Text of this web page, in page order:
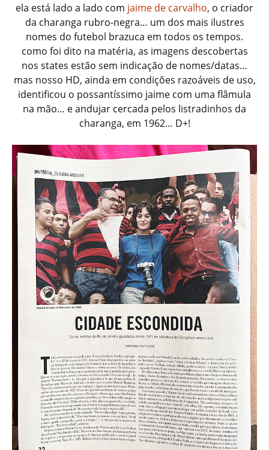
ela está lado a lado com jaime de carvalho, o criador
da charanga rubro-negra… um dos mais ilustres
nomes do futebol brazuca em todos os tempos.
como foi dito na matéria, as imagens descobertas
nos states estão sem indicação de nomes/datas…
mas nosso HD, ainda em condições razoáveis de uso,
identificou o possantíssimo jaime com uma flâmula
na mão… e andujar cercada pelos listradinhos da
charanga, em 1962… D+!